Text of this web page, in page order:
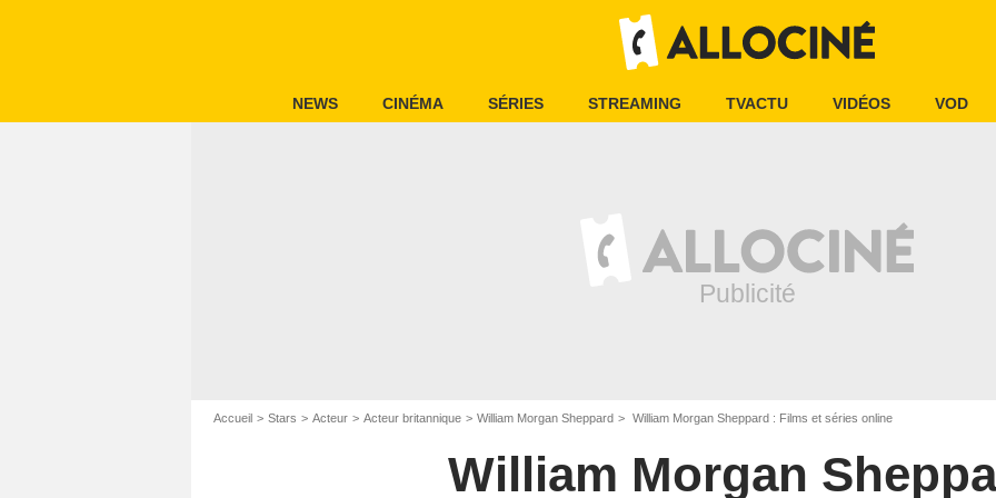
NEWS CINÉMA SÉRIES STREAMING TVACTU VIDÉOS VOD
Accueil Stars Acteur Acteur britannique William Morgan Sheppard William Morgan Sheppard : Films et séries online
William Morgan